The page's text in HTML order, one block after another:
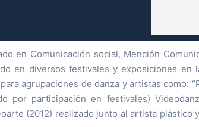
en Comunicación social, Mención
en diversos festivales y exposiciones
agrupaciones de danza y artistas como:
por participación en festivales)
(2012) realizado junto al artista